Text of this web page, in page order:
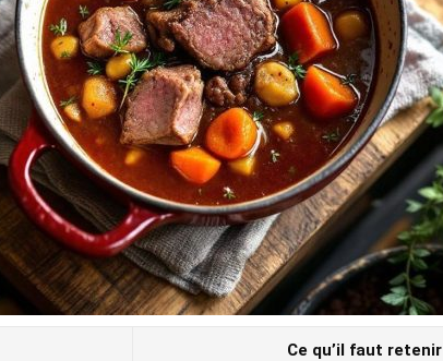
Ce qu’il faut retenir